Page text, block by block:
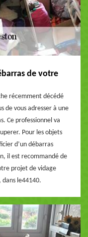
de votre
récemment décédé
de vous adresser à une
Ce professionnel va
Pour les objets
d’un débarras
il est recommandé de
projet de vidage
dans le44140.